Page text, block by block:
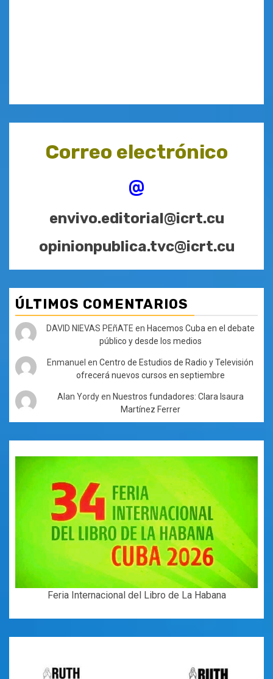
Correo electrónico
@
envivo.editorial@icrt.cu
opinionpublica.tvc@icrt.cu
ÚLTIMOS COMENTARIOS
DAVID NIEVAS PEñATE en Hacemos Cuba en el debate
público y desde los medios
Enmanuel enCentro de Estudios de Radio y Televisión
ofrecerá nuevos cursos en septiembre
Alan Yordyen Nuestros fundadores: Clara Isaura
Martínez Ferrer
Feria Internacional del Libro de La Habana